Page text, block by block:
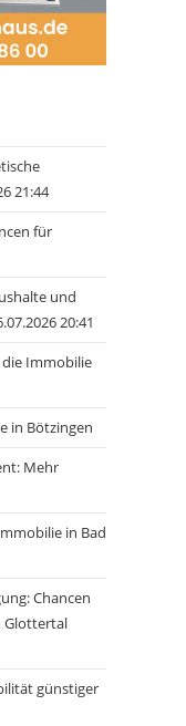
21:44
für
und
20:41
die Immobilie
in Bötzingen
Mehr
in Bad
Chancen
Glottertal
günstiger